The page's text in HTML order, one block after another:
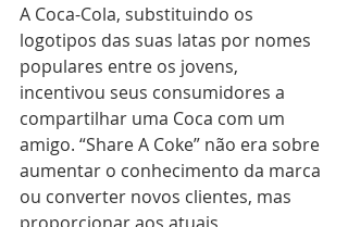
A Coca-Cola, substituindo os
logotipos das suas latas por nomes
populares entre os jovens,
incentivou seus consumidores a
compartilhar uma Coca com um
amigo. “Share A Coke” não era sobre
aumentar o conhecimento da marca
ou converter novos clientes, mas